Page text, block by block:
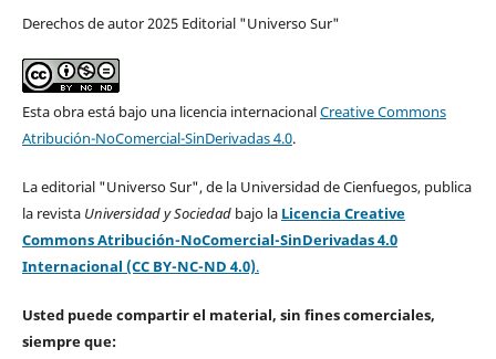
Derechos de autor 2025 Editorial "Universo Sur"
Esta obra está bajo una licencia internacionalCreative Commons
Atribución-NoComercial-SinDerivadas 4.0.
La editorial "Universo Sur", de la Universidad de Cienfuegos, publica
la revista Universidad y Sociedad bajo la Licencia Creative
Commons Atribución-NoComercial-SinDerivadas 4.0
Internacional (CC BY-NC-ND 4.0).
Usted puede compartir el material, sin fines comerciales,
siempre que: